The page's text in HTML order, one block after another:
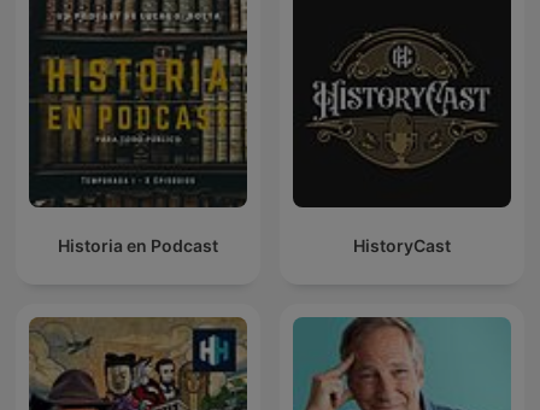
Historia en Podcast HistoryCast